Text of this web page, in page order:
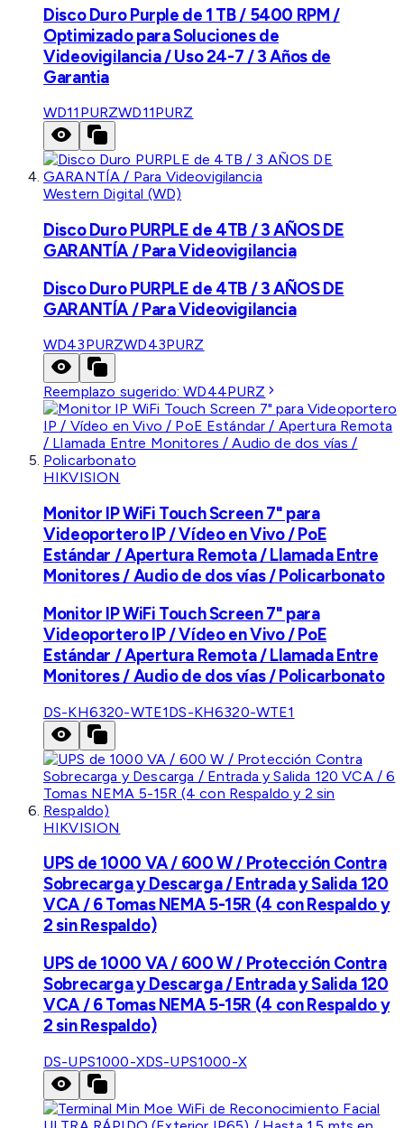
Disco Duro Purple de 1 TB / 5400 RPM /
Optimizado para Soluciones de
Videovigilancia / Uso 24-7 / 3 Años de
Garantia
WD11PURZWD11PURZ
Western Digital (WD)
Disco Duro PURPLE de 4TB / 3 AÑOS DE
GARANTÍA / Para Videovigilancia
Disco Duro PURPLE de 4TB / 3 AÑOS DE
GARANTÍA / Para Videovigilancia
WD43PURZWD43PURZ
Reemplazo sugerido:WD44PURZ
HIKVISION
Monitor IP WiFi Touch Screen 7" para
Videoportero IP / Vídeo en Vivo / PoE
Estándar / Apertura Remota / Llamada Entre
Monitores / Audio de dos vías / Policarbonato
Monitor IP WiFi Touch Screen 7" para
Videoportero IP / Vídeo en Vivo / PoE
Estándar / Apertura Remota / Llamada Entre
Monitores / Audio de dos vías / Policarbonato
DS-KH6320-WTE1DS-KH6320-WTE1
HIKVISION
UPS de 1000 VA / 600 W / Protección Contra
Sobrecarga y Descarga / Entrada y Salida 120
VCA / 6 Tomas NEMA 5-15R (4 con Respaldo y
2 sin Respaldo)
UPS de 1000 VA / 600 W / Protección Contra
Sobrecarga y Descarga / Entrada y Salida 120
VCA / 6 Tomas NEMA 5-15R (4 con Respaldo y
2 sin Respaldo)
DS-UPS1000-XDS-UPS1000-X